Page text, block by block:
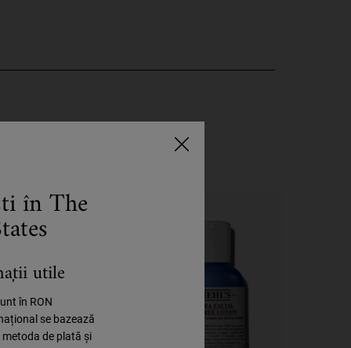
în The
utile
în RON
se bazează
de plată și